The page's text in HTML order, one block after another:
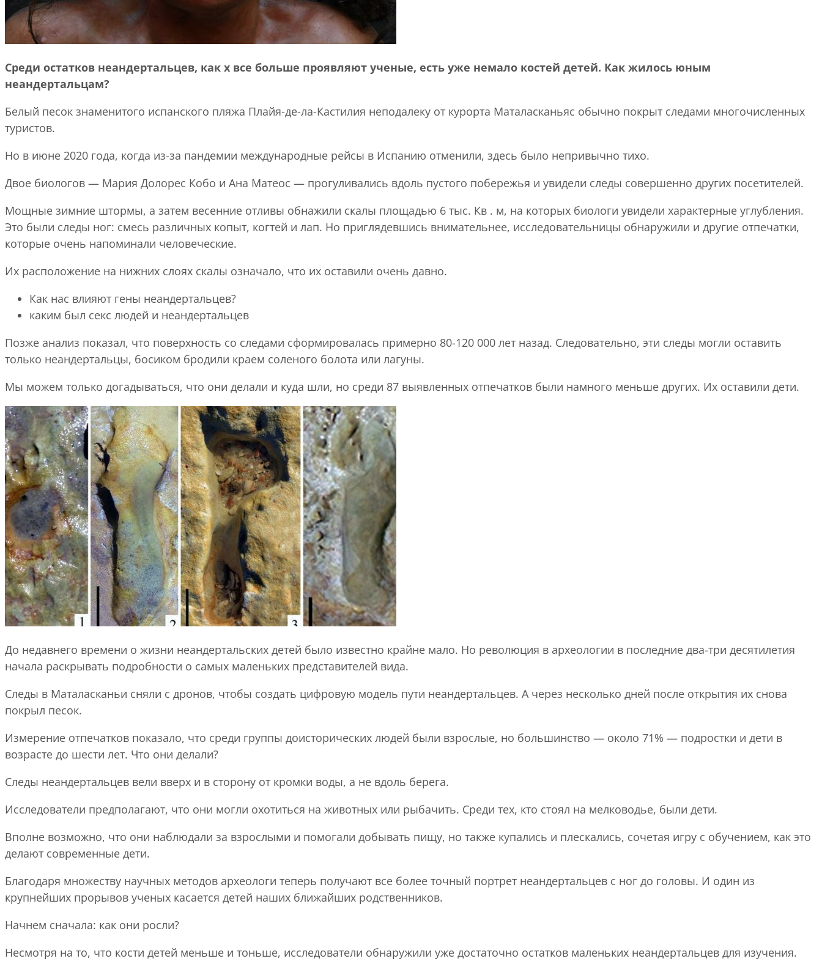
Среди остатков неандертальцев, как х все больше проявляют ученые, есть уже немало костей детей. Как жилось юным
неандертальцам?
Белый песок знаменитого испанского пляжа Плайя-де-ла-Кастилия неподалеку от курорта Маталасканьяс обычно покрыт следами многочисленных
туристов.
Но в июне 2020 года, когда из-за пандемии международные рейсы в Испанию отменили, здесь было непривычно тихо.
Двое биологов — Мария Долорес Кобо и Ана Матеос — прогуливались вдоль пустого побережья и увидели следы совершенно других посетителей.
Мощные зимние штормы, а затем весенние отливы обнажили скалы площадью 6 тыс. Кв . м, на которых биологи увидели характерные углубления.
Это были следы ног: смесь различных копыт, когтей и лап. Но приглядевшись внимательнее, исследовательницы обнаружили и другие отпечатки,
которые очень напоминали человеческие.
Их расположение на нижних слоях скалы означало, что их оставили очень давно.
Как нас влияют гены неандертальцев?
каким был секс людей и неандертальцев
Позже анализ показал, что поверхность со следами сформировалась примерно 80-120 000 лет назад. Следовательно, эти следы могли оставить
только неандертальцы, босиком бродили краем соленого болота или лагуны.
Мы можем только догадываться, что они делали и куда шли, но среди 87 выявленных отпечатков были намного меньше других. Их оставили дети.
До недавнего времени о жизни неандертальских детей было известно крайне мало. Но революция в археологии в последние два-три десятилетия
начала раскрывать подробности о самых маленьких представителей вида.
Следы в Маталасканьи сняли с дронов, чтобы создать цифровую модель пути неандертальцев. А через несколько дней после открытия их снова
покрыл песок.
Измерение отпечатков показало, что среди группы доисторических людей были взрослые, но большинство — около 71% — подростки и дети в
возрасте до шести лет. Что они делали?
Следы неандертальцев вели вверх и в сторону от кромки воды, а не вдоль берега.
Исследователи предполагают, что они могли охотиться на животных или рыбачить. Среди тех, кто стоял на мелководье, были дети.
Вполне возможно, что они наблюдали за взрослыми и помогали добывать пищу, но также купались и плескались, сочетая игру с обучением, как это
делают современные дети.
Благодаря множеству научных методов археологи теперь получают все более точный портрет неандертальцев с ног до головы. И один из
крупнейших прорывов ученых касается детей наших ближайших родственников.
Начнем сначала: как они росли?
Несмотря на то, что кости детей меньше и тоньше, исследователи обнаружили уже достаточно остатков маленьких неандертальцев для изучения.